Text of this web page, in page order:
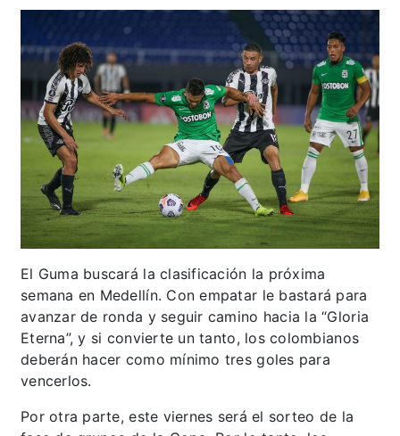
El Guma buscará la clasificación la próxima
semana en Medellín. Con empatar le bastará para
avanzar de ronda y seguir camino hacia la “Gloria
Eterna”, y si convierte un tanto, los colombianos
deberán hacer como mínimo tres goles para
vencerlos.
Por otra parte, este viernes será el sorteo de la